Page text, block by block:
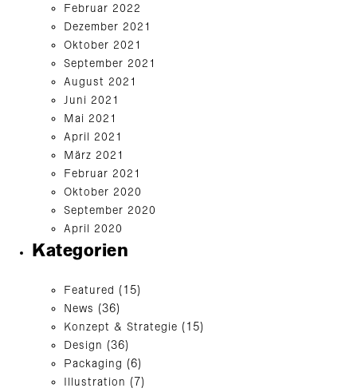
Februar 2022
Dezember 2021
Oktober 2021
September 2021
August 2021
Juni 2021
Mai 2021
April 2021
März 2021
Februar 2021
Oktober 2020
September 2020
April 2020
Kategorien
Featured (15)
News (36)
Konzept & Strategie (15)
Design (36)
Packaging (6)
Illustration (7)